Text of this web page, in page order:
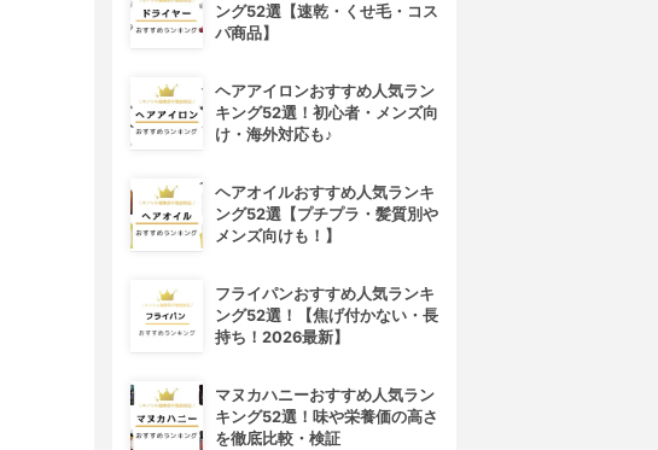
ング52選【速乾・くせ毛・コス
パ商品】
ヘアアイロンおすすめ人気ラン
キング52選！初心者・メンズ向
け・海外対応も♪
ヘアオイルおすすめ人気ランキ
ング52選【プチプラ・髪質別や
メンズ向けも！】
フライパンおすすめ人気ランキ
ング52選！【焦げ付かない・長
持ち！2026最新】
マヌカハニーおすすめ人気ラン
キング52選！味や栄養価の高さ
を徹底比較・検証